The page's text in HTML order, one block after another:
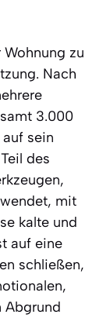
zu
Nach
3.000
sein
des
mit
kalte und
auf eine
schließen,
Abgrund